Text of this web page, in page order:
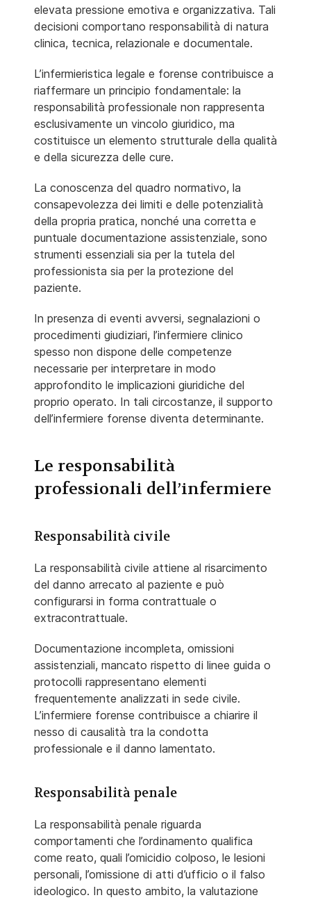
elevata pressione emotiva e organizzativa. Tali
decisioni comportano responsabilità di natura
clinica, tecnica, relazionale e documentale.
L’infermieristica legale e forense contribuisce a
riaffermare un principio fondamentale: la
responsabilità professionale non rappresenta
esclusivamente un vincolo giuridico, ma
costituisce un elemento strutturale della qualità
e della sicurezza delle cure.
La conoscenza del quadro normativo, la
consapevolezza dei limiti e delle potenzialità
della propria pratica, nonché una corretta e
puntuale documentazione assistenziale, sono
strumenti essenziali sia per la tutela del
professionista sia per la protezione del
paziente.
In presenza di eventi avversi, segnalazioni o
procedimenti giudiziari, l’infermiere clinico
spesso non dispone delle competenze
necessarie per interpretare in modo
approfondito le implicazioni giuridiche del
proprio operato. In tali circostanze, il supporto
dell’infermiere forense diventa determinante.
Le responsabilità
professionali dell’infermiere
Responsabilità civile
La responsabilità civile attiene al risarcimento
del danno arrecato al paziente e può
configurarsi in forma contrattuale o
extracontrattuale.
Documentazione incompleta, omissioni
assistenziali, mancato rispetto di linee guida o
protocolli rappresentano elementi
frequentemente analizzati in sede civile.
L’infermiere forense contribuisce a chiarire il
nesso di causalità tra la condotta
professionale e il danno lamentato.
Responsabilità penale
La responsabilità penale riguarda
comportamenti che l’ordinamento qualifica
come reato, quali l’omicidio colposo, le lesioni
personali, l’omissione di atti d’ufficio o il falso
ideologico. In questo ambito, la valutazione